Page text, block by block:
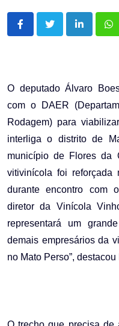
LinkedIn
O deputado Álvaro
com o DAER
Rodagem) para
interliga o distrito de
município de Flores da
vitivinícola foi reforçada
durante encontro com
diretor da Vinícola
representará um
demais empresários da
no Mato Perso”,